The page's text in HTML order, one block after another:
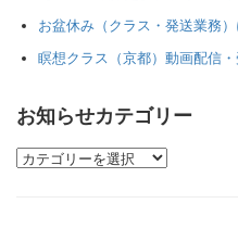
お盆休み（クラス・発送業務
瞑想クラス（京都）動画配信
お知らせカテゴリー